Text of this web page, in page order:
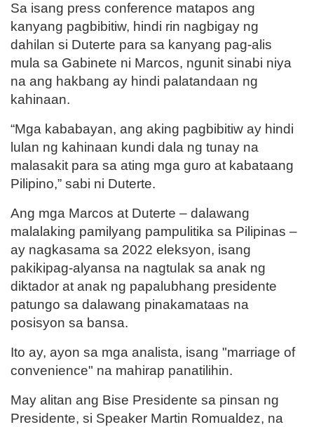
Sa isang press conference matapos ang
kanyang pagbibitiw, hindi rin nagbigay ng
dahilan si Duterte para sa kanyang pag-alis
mula sa Gabinete ni Marcos, ngunit sinabi niya
na ang hakbang ay hindi palatandaan ng
kahinaan.
“Mga kababayan, ang aking pagbibitiw ay hindi
lulan ng kahinaan kundi dala ng tunay na
malasakit para sa ating mga guro at kabataang
Pilipino,” sabi ni Duterte.
Ang mga Marcos at Duterte – dalawang
malalaking pamilyang pampulitika sa Pilipinas –
ay nagkasama sa 2022 eleksyon, isang
pakikipag-alyansa na nagtulak sa anak ng
diktador at anak ng papalubhang presidente
patungo sa dalawang pinakamataas na
posisyon sa bansa.
Ito ay, ayon sa mga analista, isang "marriage of
convenience" na mahirap panatilihin.
May alitan ang Bise Presidente sa pinsan ng
Presidente, si Speaker Martin Romualdez, na